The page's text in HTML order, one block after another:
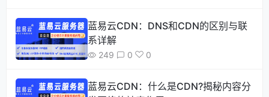
蓝易云CDN：DNS和CDN的区别与联
系详解
249 0 0
蓝易云CDN：什么是CDN?揭秘内容分